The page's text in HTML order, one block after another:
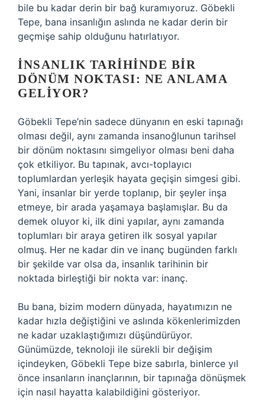
bile bu kadar derin bir bağ kuramıyoruz. Göbekli
Tepe, bana insanlığın aslında ne kadar derin bir
geçmişe sahip olduğunu hatırlatıyor.
İNSANLIK TARIHINDE BIR
DÖNÜM NOKTASI: NE ANLAMA
GELIYOR?
Göbekli Tepe’nin sadece dünyanın en eski tapınağı
olması değil, aynı zamanda insanoğlunun tarihsel
bir dönüm noktasını simgeliyor olması beni daha
çok etkiliyor. Bu tapınak, avcı-toplayıcı
toplumlardan yerleşik hayata geçişin simgesi gibi.
Yani, insanlar bir yerde toplanıp, bir şeyler inşa
etmeye, bir arada yaşamaya başlamışlar. Bu da
demek oluyor ki, ilk dini yapılar, aynı zamanda
toplumları bir araya getiren ilk sosyal yapılar
olmuş. Her ne kadar din ve inanç bugünden farklı
bir şekilde var olsa da, insanlık tarihinin bir
noktada birleştiği bir nokta var: inanç.
Bu bana, bizim modern dünyada, hayatımızın ne
kadar hızla değiştiğini ve aslında kökenlerimizden
ne kadar uzaklaştığımızı düşündürüyor.
Günümüzde, teknoloji ile sürekli bir değişim
içindeyken, Göbekli Tepe bize sabırla, binlerce yıl
önce insanların inançlarının, bir tapınağa dönüşmek
için nasıl hayatta kalabildiğini gösteriyor.